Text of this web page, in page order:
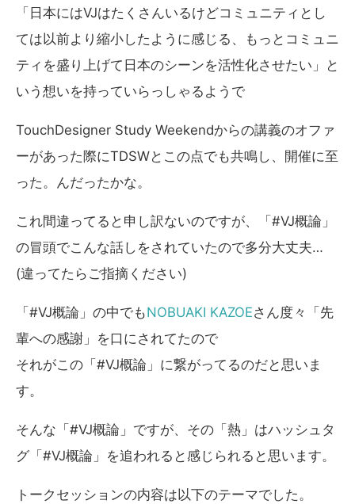
「日本にはVJはたくさんいるけどコミュニティとし
ては以前より縮小したように感じる、もっとコミュニ
ティを盛り上げて日本のシーンを活性化させたい」と
いう想いを持っていらっしゃるようで
TouchDesigner Study Weekendからの講義のオファ
ーがあった際にTDSWとこの点でも共鳴し、開催に至
った。んだったかな。
これ間違ってると申し訳ないのですが、「#VJ概論」
の冒頭でこんな話しをされていたので多分大丈夫…
(違ってたらご指摘ください)
「#VJ概論」の中でもNOBUAKI KAZOEさん度々「先
輩への感謝」を口にされてたので
それがこの「#VJ概論」に繋がってるのだと思いま
す。
そんな「#VJ概論」ですが、その「熱」はハッシュタ
グ「#VJ概論」を追われると感じられると思います。
トークセッションの内容は以下のテーマでした。